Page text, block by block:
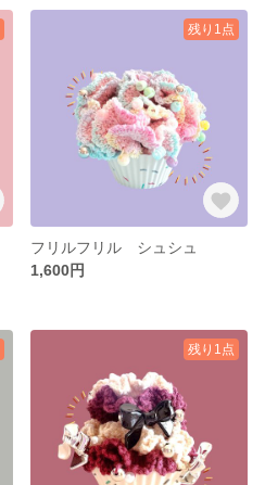
残り1点
フリルフリル シュシュ
1,600円
残り1点